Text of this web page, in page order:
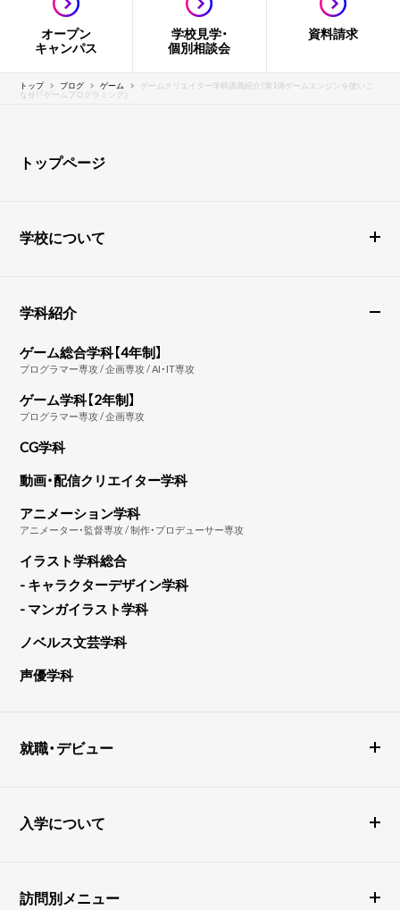
オープン
キャンパス
学校見学・
個別相談会
資料請求
トップ ブログ ゲーム ゲームクリエイター学科講義紹介！第1弾ゲームエンジンを使いこ
なせ！「ゲームプログラミング」
トップページ
学校について
学科紹介
ゲーム総合学科【4年制】
プログラマー専攻 / 企画専攻 / AI・IT専攻
ゲーム学科【2年制】
プログラマー専攻 / 企画専攻
CG学科
動画・配信クリエイター学科
アニメーション学科
アニメーター・監督専攻 / 制作・プロデューサー専攻
イラスト学科総合
- キャラクターデザイン学科
- マンガイラスト学科
ノベルス文芸学科
声優学科
就職・デビュー
入学について
訪問別メニュー